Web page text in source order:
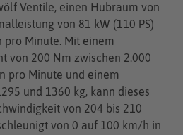
Ventile, einen Hubraum von
von 81 kW (110 PS)
pro Minute. Mit einem
von 200 Nm zwischen 2.000
pro Minute und einem
und 1360 kg, kann dieses
von 204 bis 210
von 0 auf 100 km/h in